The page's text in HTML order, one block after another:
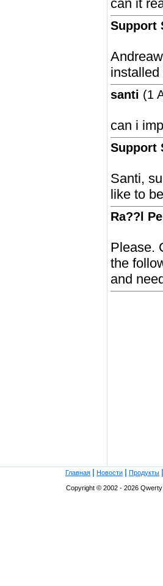
can it
Support
santi (1
can i
Support
Santi,
like to
Ra??l
Please.
the
and
Главная | Новости | Продукты |
Copyright © 2002 - 2026